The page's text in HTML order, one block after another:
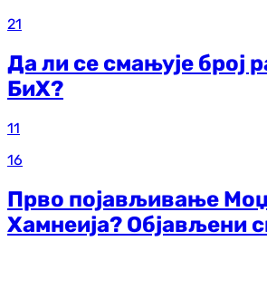
21
Да ли се смањује број
БиХ?
11
16
Прво појављивање
Хамнеија? Објављени